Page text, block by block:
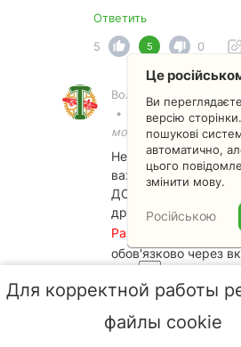
Ответить
5
5 0
Володимир
•
6 ноября 2025 07:25
модератором
Не зовсім
важливої
ДСТУ 4100, і з якої
другогоЗнак 2.2
Разметка 1.12
обов'язково через
Знак 2.2
, з яким
Табличка 7.1.2
,
зупинка
Це
Ви
версію
пошукові
автоматично,
цього
змінити мову.
Російською
Для корректной работы
файлы cookie